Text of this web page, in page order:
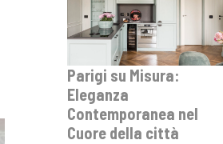
Parigi su Misura:
Eleganza
Contemporanea nel
Cuore della città